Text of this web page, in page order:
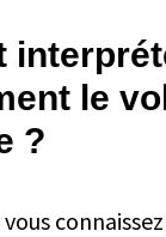
le
?